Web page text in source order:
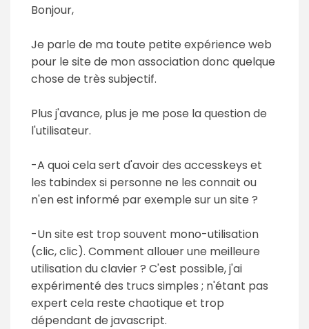
Bonjour,
Je parle de ma toute petite expérience web
pour le site de mon association donc quelque
chose de très subjectif.
Plus j'avance, plus je me pose la question de
l'utilisateur.
-A quoi cela sert d'avoir des accesskeys et
les tabindex si personne ne les connait ou
n'en est informé par exemple sur un site ?
-Un site est trop souvent mono-utilisation
(clic, clic). Comment allouer une meilleure
utilisation du clavier ? C'est possible, j'ai
expérimenté des trucs simples ; n'étant pas
expert cela reste chaotique et trop
dépendant de javascript.